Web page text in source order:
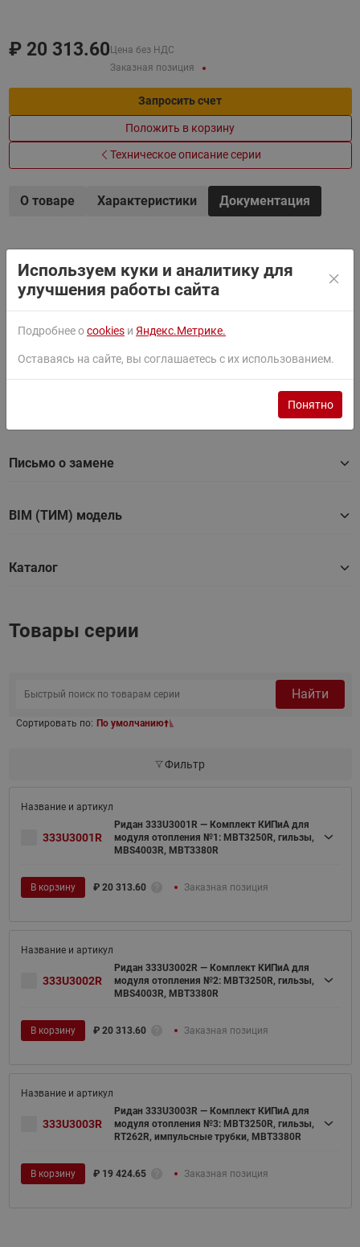
₽ 20 313.60 Цена без НДС
Заказная позиция
Запросить счет
Положить в корзину
Техническое описание серии
О товаре Характеристики Документация
Руководство
Письмо о замене
BIM (ТИМ) модель
Каталог
Товары серии
Найти
Сортировать по: По умолчанию
Фильтр
333U3001R
Ридан 333U3001R — Комплект КИПиА для
модуля отопления №1: MBT3250R, гильзы,
MBS4003R, MBT3380R
В корзину ₽ 20 313.60 Заказная позиция
333U3002R
Ридан 333U3002R — Комплект КИПиА для
модуля отопления №2: MBT3250R, гильзы,
MBS4003R, MBT3380R
В корзину ₽ 20 313.60 Заказная позиция
333U3003R
Ридан 333U3003R — Комплект КИПиА для
модуля отопления №3: MBT3250R, гильзы,
RT262R, импульсные трубки, MBT3380R
В корзину ₽ 19 424.65 Заказная позиция
Используем куки и аналитику для
улучшения работы сайта
Подробнее оcookies и Яндекс.Метрике.
Оставаясь на сайте, вы соглашаетесь с их использованием.
Понятно